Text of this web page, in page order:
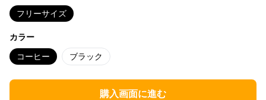
フリーサイズ
カラー
コーヒー ブラック
購入画面に進む